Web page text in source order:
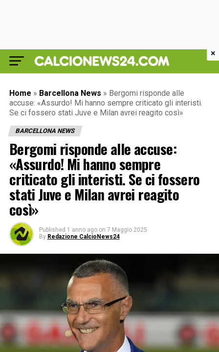
Home » Barcellona News » Bergomi risponde alle
accuse: «Assurdo! Mi hanno sempre criticato gli interisti.
Se ci fossero stati Juve e Milan avrei reagito così»
BARCELLONA NEWS
Bergomi risponde alle accuse:
«Assurdo! Mi hanno sempre
criticato gli interisti. Se ci fossero
stati Juve e Milan avrei reagito
così»
Published 1 anno ago on 7 Maggio 2025
By Redazione CalcioNews24
×